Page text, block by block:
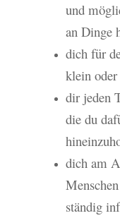
und
an Dinge
dich für
klein
dir jeden
die du
dich am
ständig